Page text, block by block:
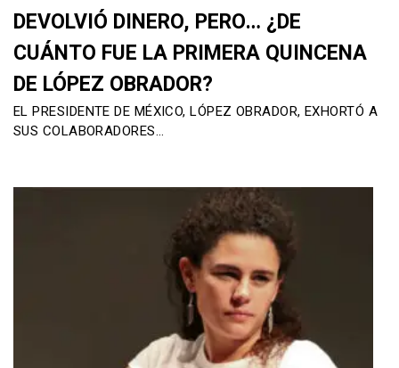
DEVOLVIÓ DINERO, PERO… ¿DE
CUÁNTO FUE LA PRIMERA QUINCENA
DE LÓPEZ OBRADOR?
EL PRESIDENTE DE MÉXICO, LÓPEZ OBRADOR, EXHORTÓ A
SUS COLABORADORES…